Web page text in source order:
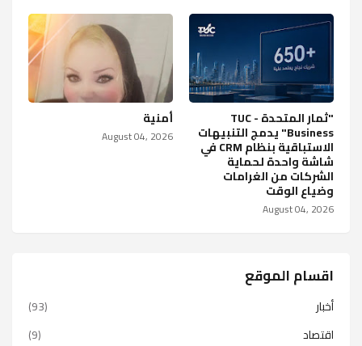
"ثمار المتحدة - TUC
Business" يدمج التنبيهات
الاستباقية بنظام CRM في
شاشة واحدة لحماية
الشركات من الغرامات
وضياع الوقت
August 04, 2026
أمنية
August 04, 2026
اقسام الموقع
أخبار
(93)
اقتصاد
(9)